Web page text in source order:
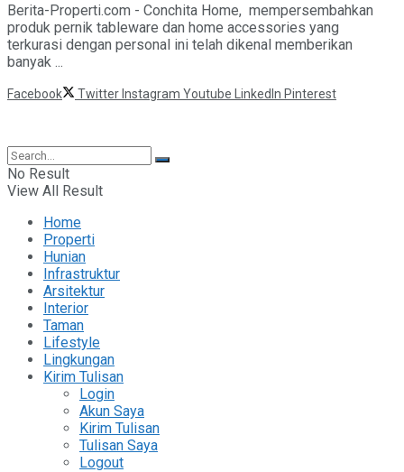
Berita-Properti.com - Conchita Home, mempersembahkan
produk pernik tableware dan home accessories yang
terkurasi dengan personal ini telah dikenal memberikan
banyak ...
Facebook Twitter Instagram Youtube LinkedIn Pinterest
No Result
View All Result
Home
Properti
Hunian
Infrastruktur
Arsitektur
Interior
Taman
Lifestyle
Lingkungan
Kirim Tulisan
Login
Akun Saya
Kirim Tulisan
Tulisan Saya
Logout